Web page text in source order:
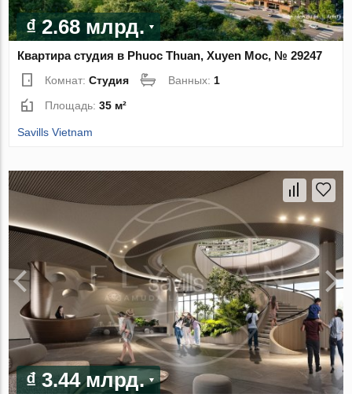
₫ 2.68 млрд.
Квартира студия в Phuoc Thuan, Xuyen Moc, № 29247
Комнат:Студия Ванных: 1
Площадь:35 м²
Savills Vietnam
₫ 3.44 млрд.